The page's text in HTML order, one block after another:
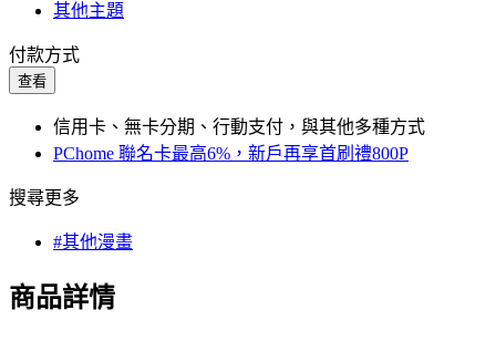
其他主題
付款方式
查看
信用卡、無卡分期、行動支付，與其他多種方式
PChome 聯名卡最高6%，新戶再享首刷禮800P
搜尋更多
#其他漫畫
商品詳情